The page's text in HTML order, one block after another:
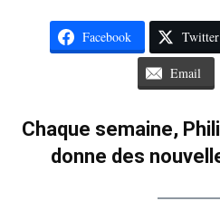
Facebook Twitter
Email
Chaque semaine,
donne des